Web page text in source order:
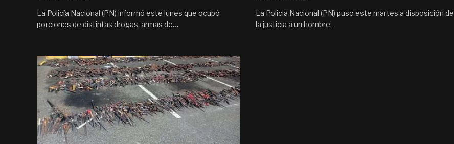
La Policía Nacional (PN) informó este lunes que ocupó
porciones de distintas drogas, armas de…
La Policia Nacional (PN) puso este martes a disposición de
la justicia a un hombre…